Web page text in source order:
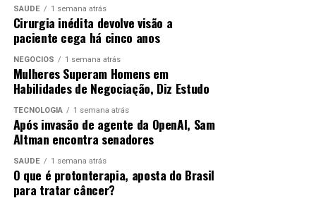
oposição recuou em sua posição contrária ao projeto
por pressão da sociedade civil. “Entre proteger crianças
e adolescentes ou a bíblia do Trump e a defesa das big
techs, eles estavam ficando daquele lado”, disse.
SAÚDE 1 semana atrás
Cirurgia inédita devolve visão a
paciente cega há cinco anos
NEGÓCIOS 1 semana atrás
Mulheres Superam Homens em
Habilidades de Negociação, Diz Estudo
TECNOLOGIA 1 semana atrás
Após invasão de agente da OpenAI, Sam
Altman encontra senadores
SAÚDE 1 semana atrás
O que é protonterapia, aposta do Brasil
para tratar câncer?